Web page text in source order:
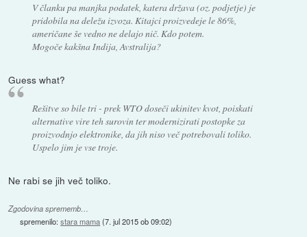
V članku pa manjka podatek, katera država (oz. podjetje) je
pridobila na deležu izvoza. Kitajci proizvedeje le 86%,
američane še vedno ne delajo nič. Kdo potem.
Mogoče kakšna Indija, Avstralija?
Guess what?
Rešitve so bile tri - prek WTO doseči ukinitev kvot, poiskati
alternative vire teh surovin ter modernizirati postopke za
proizvodnjo elektronike, da jih niso več potrebovali toliko.
Uspelo jim je vse troje.
Ne rabi se jih več toliko.
Zgodovina sprememb…
spremenilo:stara mama(7. jul 2015 ob 09:02)